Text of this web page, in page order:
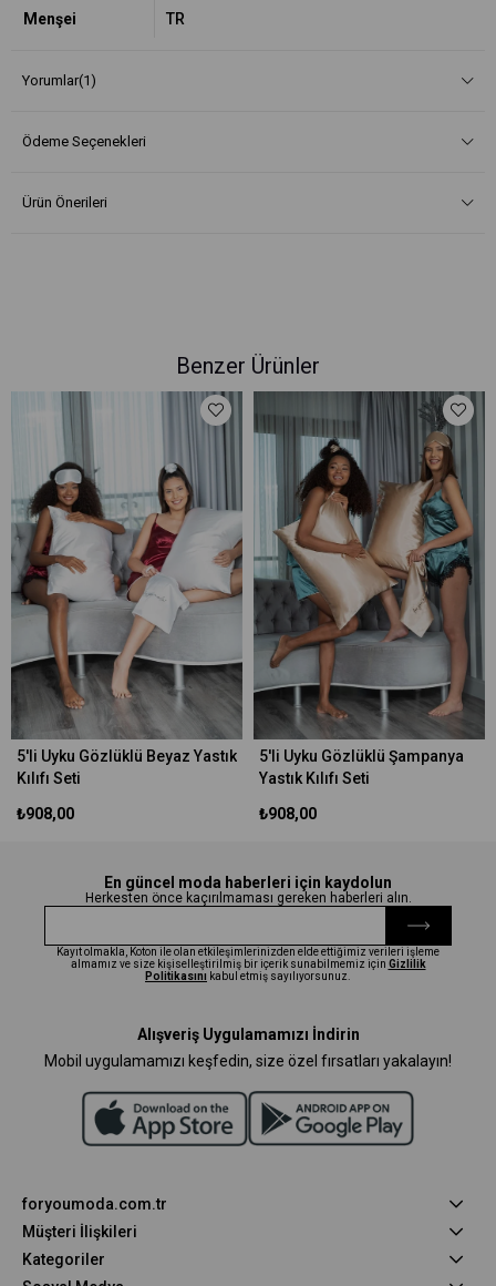
Menşei TR
Yorumlar(1)
Ödeme Seçenekleri
Ürün Önerileri
Benzer Ürünler
5'li Uyku Gözlüklü Beyaz Yastık
Kılıfı Seti
₺908,00
5'li Uyku Gözlüklü Şampanya
Yastık Kılıfı Seti
₺908,00
En güncel moda haberleri için kaydolun
Herkesten önce kaçırılmaması gereken haberleri alın.
Kayıt olmakla, Koton ile olan etkileşimlerinizden elde ettiğimiz verileri işleme
almamız ve size kişiselleştirilmiş bir içerik sunabilmemiz için Gizlilik
Politikasını kabul etmiş sayılıyorsunuz.
Alışveriş Uygulamamızı İndirin
Mobil uygulamamızı keşfedin, size özel fırsatları yakalayın!
foryoumoda.com.tr
Müşteri İlişkileri
Kategoriler